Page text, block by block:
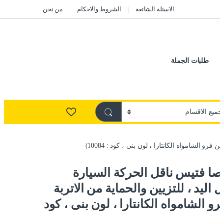
الاسئلة الشائعة الشروط والاحكام من نحن
طلبات الجملة
الكانتارا ، لون بنى ، كود : 10084)
فتيس ناقل الحركة السيارة
، للتزيين والحماية من الاتربة
الكانتارا ، لون بنى ، كود